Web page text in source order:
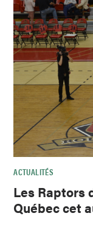
ACTUALITÉS
Les Raptors
Québec cet